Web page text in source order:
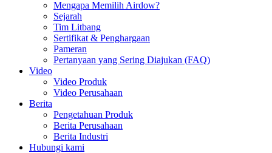
Mengapa Memilih Airdow?
Sejarah
Tim Litbang
Sertifikat & Penghargaan
Pameran
Pertanyaan yang Sering Diajukan (FAQ)
Video
Video Produk
Video Perusahaan
Berita
Pengetahuan Produk
Berita Perusahaan
Berita Industri
Hubungi kami